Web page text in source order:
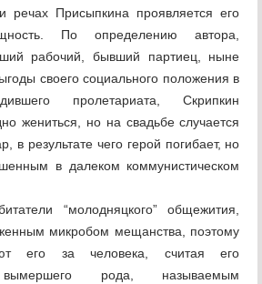
речах Присыпкина проявляется его
По определению автора,
рабочий, бывший партиец, ныне
своего социального положения в
пролетариата, Скрипкин
жениться, но на свадьбе случается
в результате чего герой погибает, но
в далеком коммунистическом
“молодняцкого” общежития,
микробом мещанства, поэтому
его за человека, считая его
вымершего рода, называемым